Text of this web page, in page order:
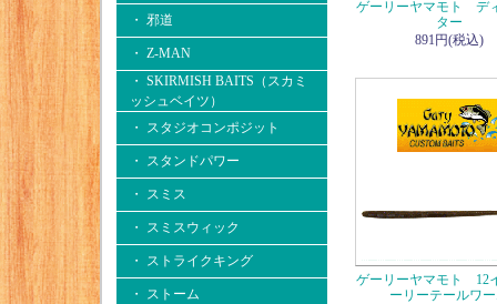
・ 邪道
・ Z-MAN
・ SKIRMISH BAITS（スカミ
ッシュベイツ）
・ スタジオコンポジット
・ スタンドパワー
・ スミス
・ スミスウィック
・ ストライクキング
・ ストーム
ゲーリーヤマモト デ
ター
891円(税込)
ゲーリーヤマモト 12
ーリーテールワ